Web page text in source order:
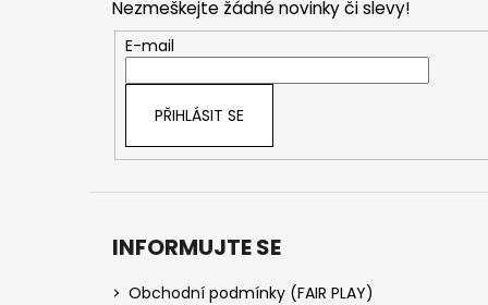
Nezmeškejte žádné novinky či slevy!
E-mail
PŘIHLÁSIT SE
INFORMUJTE SE
Obchodní podmínky (FAIR PLAY)